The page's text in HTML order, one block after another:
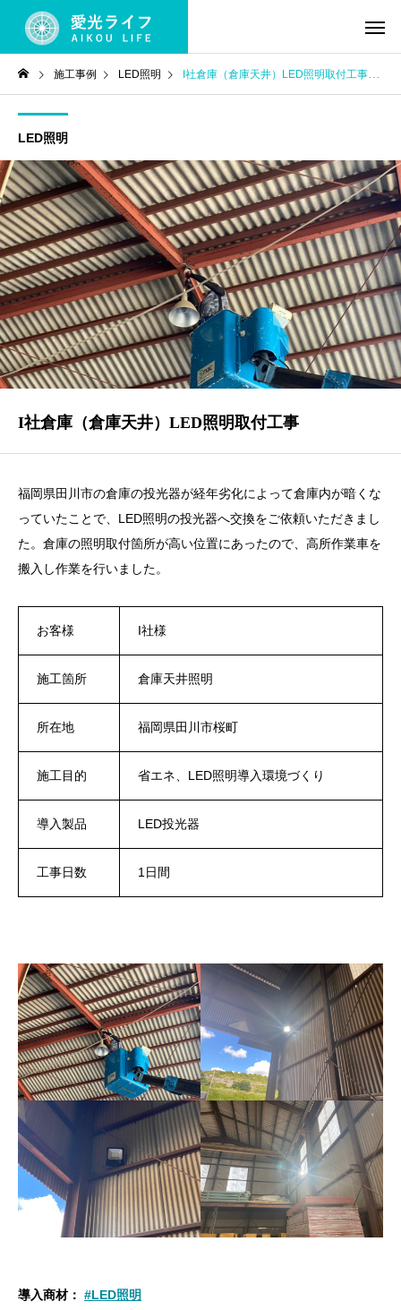
施工事例 LED照明 I社倉庫（倉庫天井）LED照明取付工事
LED照明
I社倉庫（倉庫天井）LED照明取付工事
福岡県田川市の倉庫の投光器が経年劣化によって倉庫内が暗くな
っていたことで、LED照明の投光器へ交換をご依頼いただきまし
た。倉庫の照明取付箇所が高い位置にあったので、高所作業車を
搬入し作業を行いました。
お客様 I社様
施工箇所 倉庫天井照明
所在地 福岡県田川市桜町
施工目的 省エネ、LED照明導入環境づくり
導入製品 LED投光器
工事日数 1日間
導入商材： #LED照明